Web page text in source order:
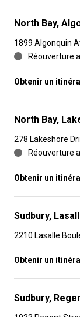
North Bay,
1899 Algonquin
Réouverture
Obtenir un
North Bay,
278 Lakeshore
Réouverture
Obtenir un
Sudbury,
2210 Lasalle
Obtenir un
Sudbury,